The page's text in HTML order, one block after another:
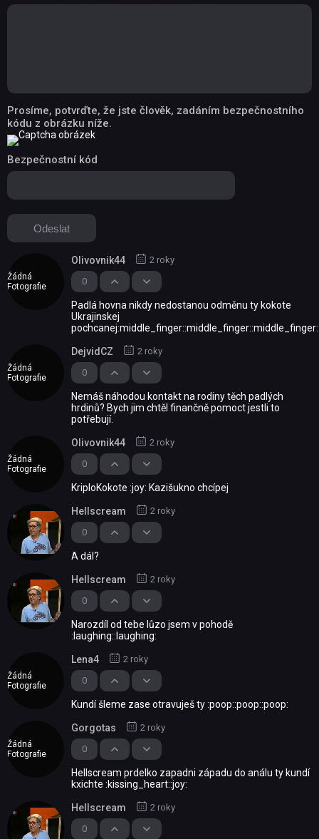
Prosíme, potvrďte, že jste člověk, zadáním bezpečnostního
kódu z obrázku níže.
Bezpečnostní kód
Žádná
Fotografie
0
Olivovnik44 2 roky
Padlá hovna nikdy nedostanou odměnu ty kokote
Ukrajinskej
pochcanej:middle_finger::middle_finger::middle_finger:
Žádná
Fotografie
0
DejvidCZ 2 roky
Nemáš náhodou kontakt na rodiny těch padlých
hrdinů? Bych jim chtěl finančně pomoct jestli to
potřebují.
Žádná
Fotografie
0
Olivovnik44 2 roky
KriploKokote :joy: Kazišukno chcípej
0
Hellscream 2 roky
A dál?
0
Hellscream 2 roky
Narozdíl od tebe lůzo jsem v pohodě
:laughing::laughing:
Žádná
Fotografie
0
Lena4 2 roky
Kundí šleme zase otravuješ ty :poop::poop::poop:
Žádná
Fotografie
0
Gorgotas 2 roky
Hellscream prdelko zapadni západu do análu ty kundí
kxichte :kissing_heart::joy:
0
Hellscream 2 roky